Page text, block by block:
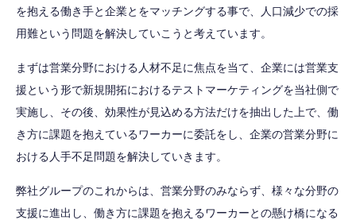
を抱える働き手と企業とをマッチングする事で、人口減少での採
用難という問題を解決していこうと考えています。
まずは営業分野における人材不足に焦点を当て、企業には営業支
援という形で新規開拓におけるテストマーケティングを当社側で
実施し、その後、効果性が見込める方法だけを抽出した上で、働
き方に課題を抱えているワーカーに委託をし、企業の営業分野に
おける人手不足問題を解決していきます。
弊社グループのこれからは、営業分野のみならず、様々な分野の
支援に進出し、働き方に課題を抱えるワーカーとの懸け橋になる